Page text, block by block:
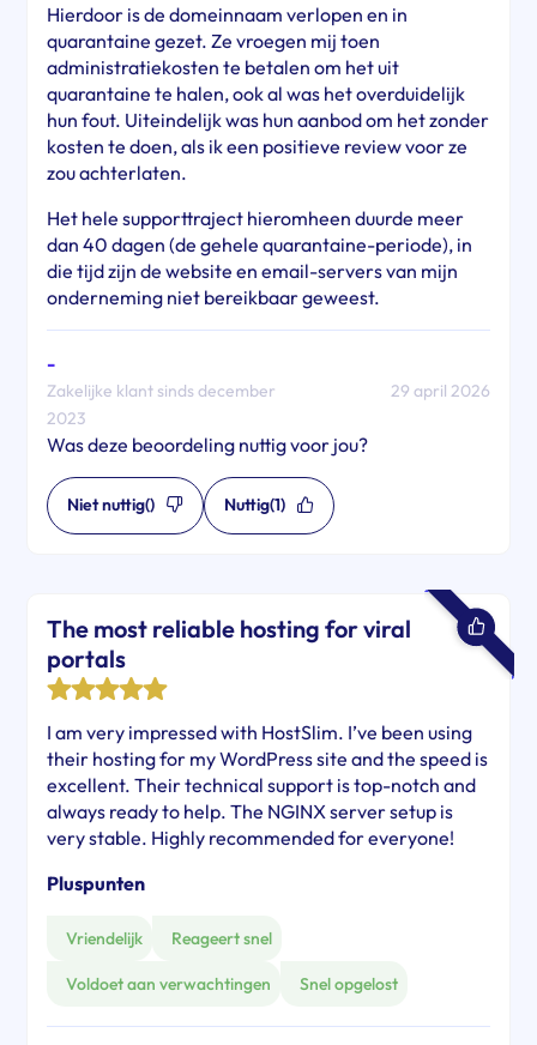
Hierdoor is de domeinnaam verlopen en in
quarantaine gezet. Ze vroegen mij toen
administratiekosten te betalen om het uit
quarantaine te halen, ook al was het overduidelijk
hun fout. Uiteindelijk was hun aanbod om het zonder
kosten te doen, als ik een positieve review voor ze
zou achterlaten.
Het hele supporttraject hieromheen duurde meer
dan 40 dagen (de gehele quarantaine-periode), in
die tijd zijn de website en email-servers van mijn
onderneming niet bereikbaar geweest.
-
Zakelijke klant sinds december
2023
29 april 2026
Was deze beoordeling nuttig voor jou?
Niet nuttig() Nuttig(1)
The most reliable hosting for viral
portals
I am very impressed with HostSlim. I’ve been using
their hosting for my WordPress site and the speed is
excellent. Their technical support is top-notch and
always ready to help. The NGINX server setup is
very stable. Highly recommended for everyone!
Pluspunten
Vriendelijk Reageert snel
Voldoet aan verwachtingen Snel opgelost